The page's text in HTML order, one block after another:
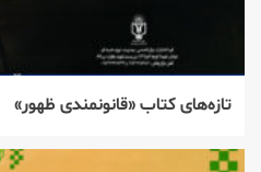
تازه‌های کتاب «قانونمندی ظهور»